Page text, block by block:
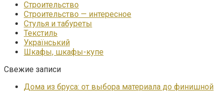
Строительство
Строительство — интересное
Стулья и табуреты
Текстиль
Український
Шкафы, шкафы-купе
Свежие записи
Дома из бруса: от выбора материала до финишной